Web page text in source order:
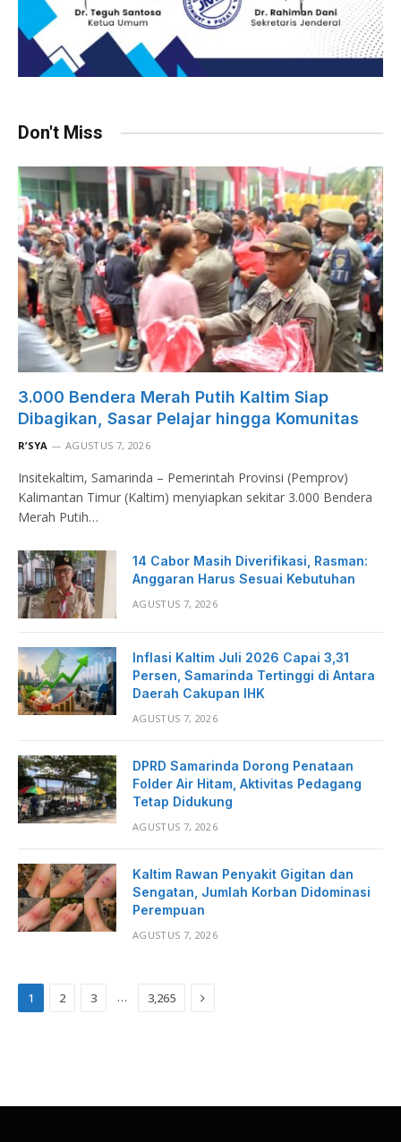
Don't Miss
3.000 Bendera Merah Putih Kaltim Siap
Dibagikan, Sasar Pelajar hingga Komunitas
R’SYA AGUSTUS 7, 2026
Insitekaltim, Samarinda – Pemerintah Provinsi (Pemprov)
Kalimantan Timur (Kaltim) menyiapkan sekitar 3.000 Bendera
Merah Putih…
14 Cabor Masih Diverifikasi, Rasman:
Anggaran Harus Sesuai Kebutuhan
AGUSTUS 7, 2026
Inflasi Kaltim Juli 2026 Capai 3,31
Persen, Samarinda Tertinggi di Antara
Daerah Cakupan IHK
AGUSTUS 7, 2026
DPRD Samarinda Dorong Penataan
Folder Air Hitam, Aktivitas Pedagang
Tetap Didukung
AGUSTUS 7, 2026
Kaltim Rawan Penyakit Gigitan dan
Sengatan, Jumlah Korban Didominasi
Perempuan
AGUSTUS 7, 2026
1 2 3 … 3,265 Next